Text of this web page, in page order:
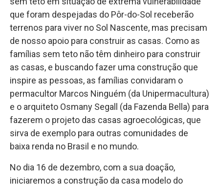
que foram despejadas do Pôr-do-Sol receberão
terrenos para viver no Sol Nascente, mas precisam
de nosso apoio para construir as casas. Como as
famílias sem teto não têm dinheiro para construir
as casas, e buscando fazer uma construção que
inspire as pessoas, as famílias convidaram o
permacultor Marcos Ninguém (da Unipermacultura)
e o arquiteto Osmany Segall (da Fazenda Bella) para
fazerem o projeto das casas agroecológicas, que
sirva de exemplo para outras comunidades de
baixa renda no Brasil e no mundo.
No dia 16 de dezembro, com a sua doação,
iniciaremos a construção da casa modelo do